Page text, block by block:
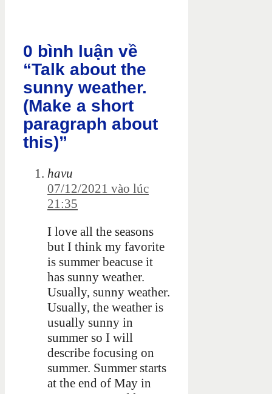
0 bình luận về
“Talk about the
sunny weather.
(Make a short
paragraph about
this)”
havu
07/12/2021 vào lúc
21:35
I love all the seasons
but I think my favorite
is summer beacuse it
has sunny weather.
Usually, sunny weather.
Usually, the weather is
usually sunny in
summer so I will
describe focusing on
summer. Summer starts
at the end of May in